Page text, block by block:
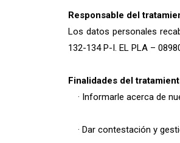
Responsable del
Los datos personales
132-134 P-I. EL PLA –
Finalidades del
· Informarle acerca de
· Dar contestación y